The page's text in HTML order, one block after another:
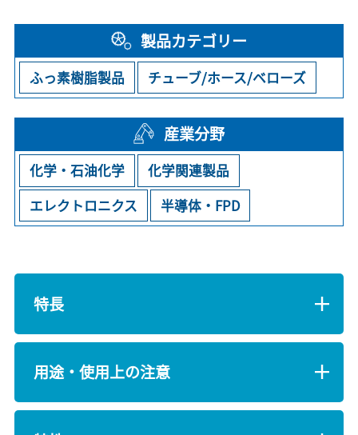
製品カテゴリー
ふっ素樹脂製品 チューブ/ホース/ベローズ
産業分野
化学・石油化学
化学関連製品
エレクトロニクス
半導体・FPD
特長
用途・使用上の注意